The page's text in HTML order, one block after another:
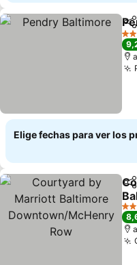
5
Elige fechas para ver los
3